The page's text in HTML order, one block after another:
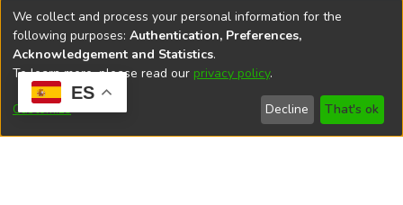
ES
INDUAUTO - Planta baja
Soporte Técnico Bibliolatino.com
We collect and process your personal information for the
following purposes: Authentication, Preferences,
Acknowledgement and Statistics.
To learn more, please read our privacy policy.
Customize Decline That's ok